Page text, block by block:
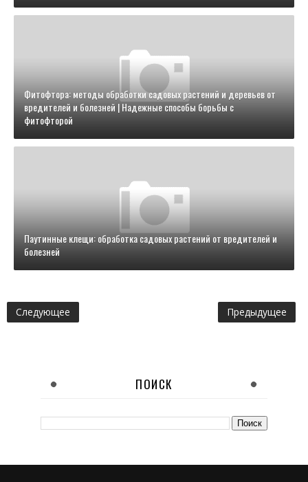
Фитофтора: методы обработки садовых растений и деревьев от
вредителей и болезней | Надежные способы борьбы с
фитофторой
Паутинные клещи: обработка садовых растений от вредителей и
болезней
Следующее Предыдущее
ПОИСК